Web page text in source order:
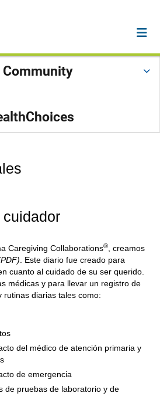
Caregiving Collaborations®
, creamos
. Este diario fue creado para
cuanto al cuidado de su ser querido.
médicas y para llevar un registro de
rutinas diarias tales como:
del médico de atención primaria y
de emergencia
de pruebas de laboratorio y de